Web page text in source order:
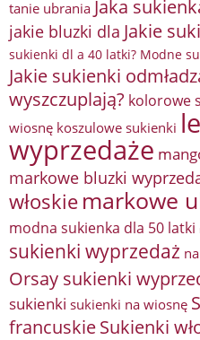
tanie ubrania Jaka
jakie bluzki dla Jakie
sukienki dl a 40 latki? Modne
Jakie sukienki
wyszczuplają? kolorowe
wiosnę koszulowe sukienki
wyprzedaże
markowe bluzki
włoskie markowe
modna sukienka dla 50 latki
sukienki wyprzedaż
Orsay sukienki
sukienki sukienki na wiosnę
francuskieSukienki